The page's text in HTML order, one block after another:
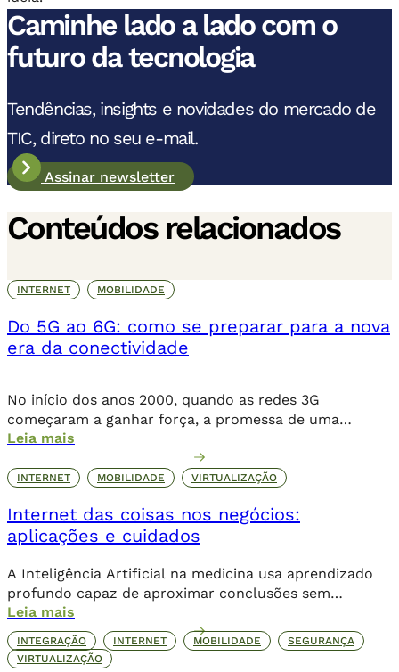
Caminhe lado a lado com o
futuro da tecnologia
Tendências, insights e novidades do mercado de
TIC, direto no seu e-mail.
Assinar newsletter
Conteúdos relacionados
INTERNET MOBILIDADE
Do 5G ao 6G: como se preparar para a nova
era da conectividade
No início dos anos 2000, quando as redes 3G
começaram a ganhar força, a promessa de uma
internet móvel transformadora parecia ambiciosa.
Logo, o 4G levou essa revolução a novos patamares,
possibilitando o streaming de vídeos, a popularização
com o 5G, a conectividade não se limita mais […]
Leia mais
INTERNET MOBILIDADE VIRTUALIZAÇÃO
Internet das coisas nos negócios:
aplicações e cuidados
A Inteligência Artificial na medicina usa aprendizado
profundo capaz de aproximar conclusões sem
necessariamente a contribuição humana de forma
direta.
Leia mais
INTEGRAÇÃO INTERNET MOBILIDADE
SEGURANÇA
VIRTUALIZAÇÃO